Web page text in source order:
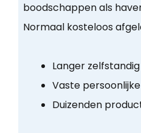
boodschappen als
Normaal kosteloos
Langer
Vaste
Duizenden